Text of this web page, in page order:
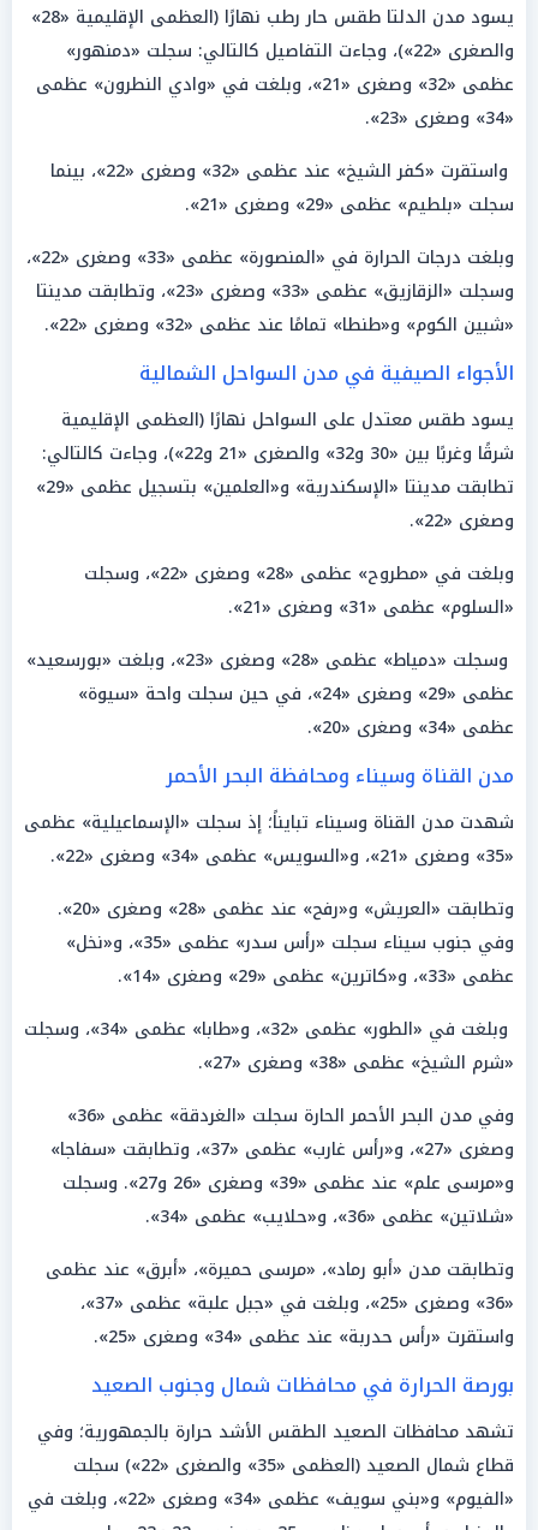
يسود مدن الدلتا طقس حار رطب نهارًا (العظمى الإقليمية «28»
والصغرى «22»)، وجاءت التفاصيل كالتالي: سجلت «دمنهور»
عظمى «32» وصغرى «21»، وبلغت في «وادي النطرون» عظمى
«34» وصغرى «23».
واستقرت «كفر الشيخ» عند عظمى «32» وصغرى «22»، بينما
سجلت «بلطيم» عظمى «29» وصغرى «21».
وبلغت درجات الحرارة في «المنصورة» عظمى «33» وصغرى «22»،
وسجلت «الزقازيق» عظمى «33» وصغرى «23»، وتطابقت مدينتا
«شبين الكوم» و«طنطا» تمامًا عند عظمى «32» وصغرى «22».
الأجواء الصيفية في مدن السواحل الشمالية
يسود طقس معتدل على السواحل نهارًا (العظمى الإقليمية
شرقًا وغربًا بين «30 و32» والصغرى «21 و22»)، وجاءت كالتالي:
تطابقت مدينتا «الإسكندرية» و«العلمين» بتسجيل عظمى «29»
وصغرى «22».
وبلغت في «مطروح» عظمى «28» وصغرى «22»، وسجلت
«السلوم» عظمى «31» وصغرى «21».
وسجلت «دمياط» عظمى «28» وصغرى «23»، وبلغت «بورسعيد»
عظمى «29» وصغرى «24»، في حين سجلت واحة «سيوة»
عظمى «34» وصغرى «20».
مدن القناة وسيناء ومحافظة البحر الأحمر
شهدت مدن القناة وسيناء تبايناً؛ إذ سجلت «الإسماعيلية» عظمى
«35» وصغرى «21»، و«السويس» عظمى «34» وصغرى «22».
وتطابقت «العريش» و«رفح» عند عظمى «28» وصغرى «20».
وفي جنوب سيناء سجلت «رأس سدر» عظمى «35»، و«نخل»
عظمى «33»، و«كاترين» عظمى «29» وصغرى «14».
وبلغت في «الطور» عظمى «32»، و«طابا» عظمى «34»، وسجلت
«شرم الشيخ» عظمى «38» وصغرى «27».
وفي مدن البحر الأحمر الحارة سجلت «الغردقة» عظمى «36»
وصغرى «27»، و«رأس غارب» عظمى «37»، وتطابقت «سفاجا»
و«مرسى علم» عند عظمى «39» وصغرى «26 و27». وسجلت
«شلاتين» عظمى «36»، و«حلايب» عظمى «34».
وتطابقت مدن «أبو رماد»، «مرسى حميرة»، «أبرق» عند عظمى
«36» وصغرى «25»، وبلغت في «جبل علبة» عظمى «37»،
واستقرت «رأس حدربة» عند عظمى «34» وصغرى «25».
بورصة الحرارة في محافظات شمال وجنوب الصعيد
تشهد محافظات الصعيد الطقس الأشد حرارة بالجمهورية؛ وفي
قطاع شمال الصعيد (العظمى «35» والصغرى «22») سجلت
«الفيوم» و«بني سويف» عظمى «34» وصغرى «22»، وبلغت في